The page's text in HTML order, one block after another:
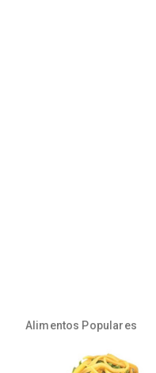
Alimentos Populares